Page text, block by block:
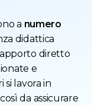
a numero
didattica
diretto
e
lavora in
così da assicurare